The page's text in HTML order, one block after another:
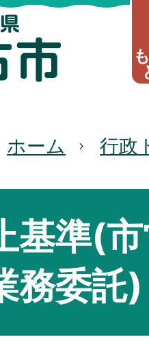
ホーム 行政
基準(
務委託)